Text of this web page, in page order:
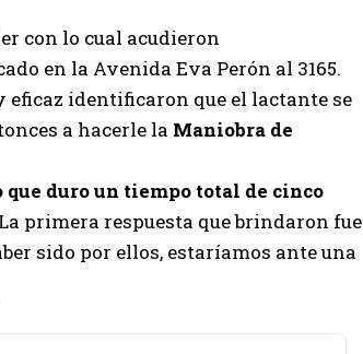
con lo cual acudieron
en la Avenida Eva Perón al 3165.
identificaron que el lactante se
a hacerle la Maniobra de
que duro un tiempo total de cinco
primera respuesta que brindaron fue
sido por ellos, estaríamos ante una